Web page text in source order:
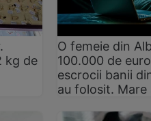
kg de
O femeie din
100.000 de
escrocii banii
au folosit. Mare